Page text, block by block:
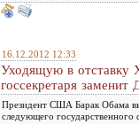
16.12.2012 12:33
Уходящую в отставку
госсекретаря
Президент США Барак Обама
следующего государственного